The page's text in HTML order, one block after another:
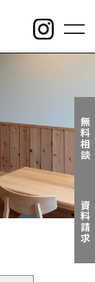
無料相談
資料請求